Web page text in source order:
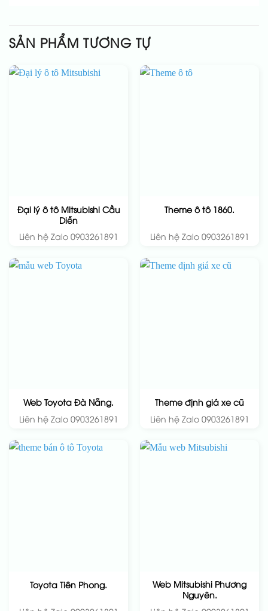
SẢN PHẨM TƯƠNG TỰ
Đại lý ô tô Mitsubishi Cầu
Diễn
Liên hệ Zalo 0903261891
Theme ô tô 1860.
Liên hệ Zalo 0903261891
Web Toyota Đà Nẵng.
Liên hệ Zalo 0903261891
Theme định giá xe cũ
Liên hệ Zalo 0903261891
Toyota Tiên Phong.
Web Mitsubishi Phương
Nguyên.